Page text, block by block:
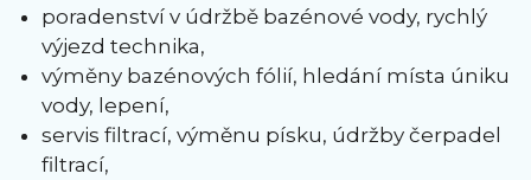
poradenství v údržbě bazénové vody, rychlý
výjezd technika,
výměny bazénových fólií, hledání místa úniku
vody, lepení,
servis filtrací, výměnu písku, údržby čerpadel
filtrací,